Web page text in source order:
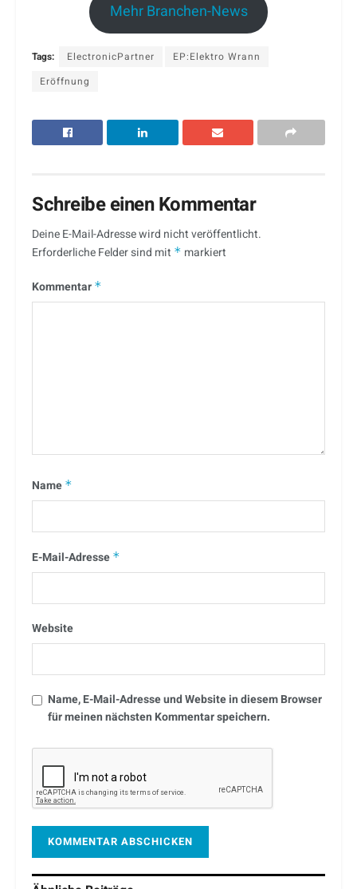
Mehr Branchen-News
Tags: ElectronicPartner
EP:Elektro Wrann
Eröffnung
Schreibe einen Kommentar
Deine E-Mail-Adresse wird nicht veröffentlicht.
Erforderliche Felder sind mit * markiert
Kommentar *
Name *
E-Mail-Adresse *
Website
Name, E-Mail-Adresse und Website in diesem Browser
für meinen nächsten Kommentar speichern.